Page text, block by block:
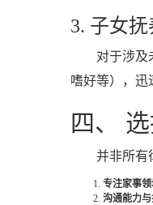
3. 子女
对于涉及
嗜好等），迅
四、
并非所有
专注家事领
沟通能力与